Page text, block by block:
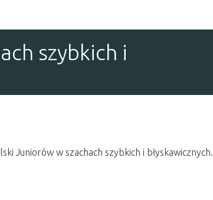
szybkich i
Juniorów w szachach szybkich i błyskawicznych.